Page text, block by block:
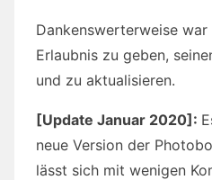
Dankenswerterweise
Erlaubnis zu geben,
und zu aktualisieren.
[Update Januar 2020]:
neue Version der
lässt sich mit wenigen